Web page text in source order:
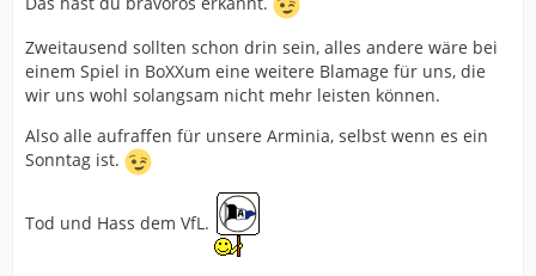
Zweitausend sollten schon drin sein, alles andere wäre bei
einem Spiel in BoXXum eine weitere Blamage für uns, die
wir uns wohl solangsam nicht mehr leisten können.
Also alle aufraffen für unsere Arminia, selbst wenn es ein
Sonntag ist.
Tod und Hass dem VfL.